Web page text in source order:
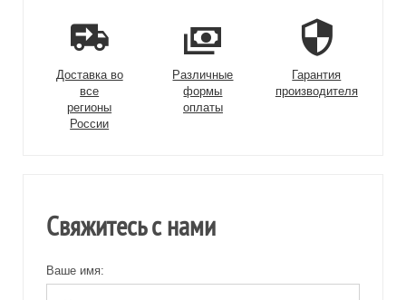
Доставка во
все
регионы
России
Различные
формы
оплаты
Гарантия
производителя
Свяжитесь с нами
Ваше имя: